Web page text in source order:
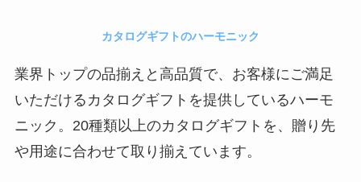
カタログギフトのハーモニック
業界トップの品揃えと高品質で、お客様にご満足
いただけるカタログギフトを提供しているハーモ
ニック。20種類以上のカタログギフトを、贈り先
や用途に合わせて取り揃えています。